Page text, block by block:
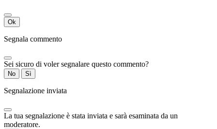
Ok
Segnala commento
Sei sicuro di voler segnalare questo commento?
No Sì
Segnalazione inviata
La tua segnalazione è stata inviata e sarà esaminata da un
moderatore.